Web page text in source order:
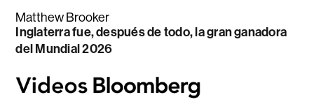
Matthew Brooker
Inglaterra fue, después de todo, la gran ganadora
del Mundial 2026